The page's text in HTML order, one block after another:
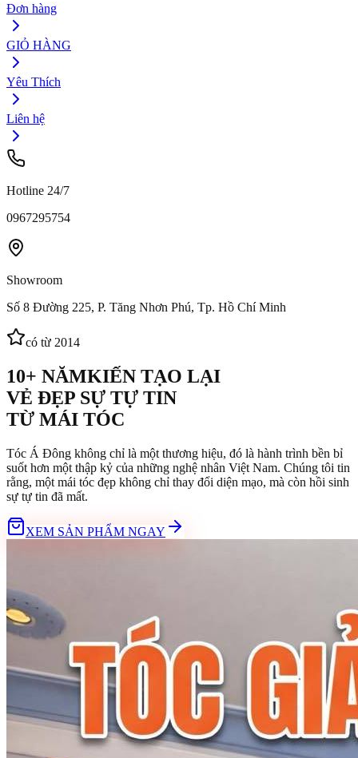
Đơn hàng
GIỎ HÀNG
Yêu Thích
Liên hệ
Hotline 24/7
0967295754
Showroom
Số 8 Đường 225, P. Tăng Nhơn Phú, Tp. Hồ Chí Minh
có từ 2014
10+ NĂMKIẾN TẠO LẠI
VẺ ĐẸP SỰ TỰ TIN
TỪ MÁI TÓC
Tóc Á Đông không chỉ là một thương hiệu, đó là hành trình bền bỉ
suốt hơn một thập kỷ của những nghệ nhân Việt Nam. Chúng tôi tin
rằng, một mái tóc đẹp không chỉ thay đổi diện mạo, mà còn hồi sinh
sự tự tin đã mất.
XEM SẢN PHẨM NGAY